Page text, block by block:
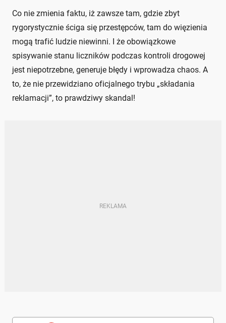
Co nie zmienia faktu, iż zawsze tam, gdzie zbyt
rygorystycznie ściga się przestępców, tam do więzienia
mogą trafić ludzie niewinni. I że obowiązkowe
spisywanie stanu liczników podczas kontroli drogowej
jest niepotrzebne, generuje błędy i wprowadza chaos. A
to, że nie przewidziano oficjalnego trybu „składania
reklamacji”, to prawdziwy skandal!